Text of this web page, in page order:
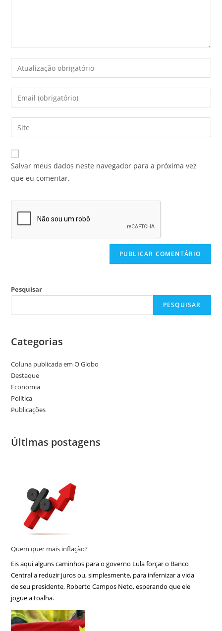
Salvar meus dados neste navegador para a próxima vez
que eu comentar.
Pesquisar
PESQUISAR
Categorias
Coluna publicada em O Globo
Destaque
Economia
Política
Publicações
Últimas postagens
Quem quer mais inflação?
Eis aqui alguns caminhos para o governo Lula forçar o Banco
Central a reduzir juros ou, simplesmente, para infernizar a vida
de seu presidente, Roberto Campos Neto, esperando que ele
jogue a toalha.